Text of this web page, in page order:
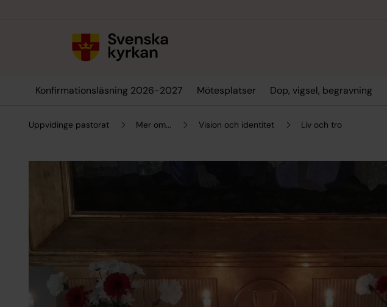
Konfirmationsläsning 2026-2027 Mötesplatser Dop, vigsel, begravning
Uppvidinge pastorat Mer om... Vision och identitet Liv och tro